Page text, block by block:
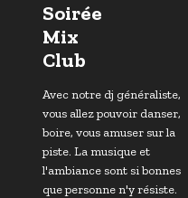
Soirée
Mix
Club
Avec notre dj généraliste,
vous allez pouvoir danser,
boire, vous amuser sur la
piste. La musique et
l'ambiance sont si bonnes
que personne n'y résiste.